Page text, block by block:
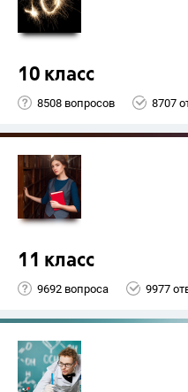
10 класс
8508 вопросов 8707
11 класс
9692 вопроса 9977